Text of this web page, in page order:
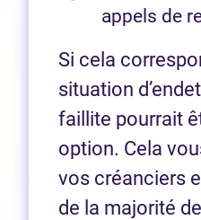
appels de
Si cela
situation
faillite pourrait
option. Cela
vos créanciers
de la majorité